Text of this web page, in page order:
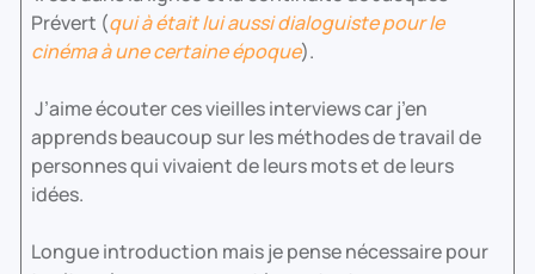
Prévert (qui à était lui aussi dialoguiste pour le
cinéma à une certaine époque).
J’aime écouter ces vieilles interviews car j’en
apprends beaucoup sur les méthodes de travail de
personnes qui vivaient de leurs mots et de leurs
idées.
Longue introduction mais je pense nécessaire pour